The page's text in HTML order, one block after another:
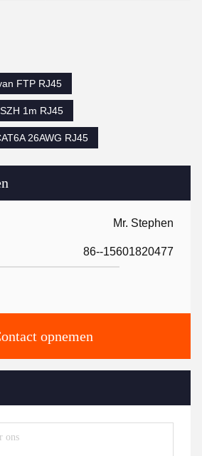
Mr. Stephen
86--15601820477
opnemen
FTP RJ45
1m RJ45
26AWG RJ45